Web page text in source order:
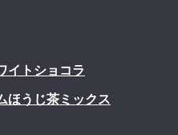
トショコラ
うじ茶ミックス